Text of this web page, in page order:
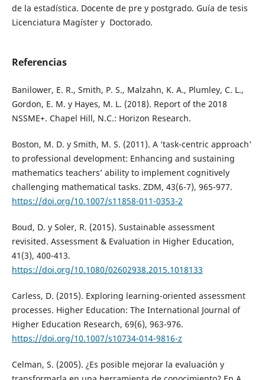
de la estadística. Docente de pre y postgrado. Guía de tesis
Licenciatura Magíster y Doctorado.
Referencias
Banilower, E. R., Smith, P. S., Malzahn, K. A., Plumley, C. L.,
Gordon, E. M. y Hayes, M. L. (2018). Report of the 2018
NSSME+. Chapel Hill, N.C.: Horizon Research.
Boston, M. D. y Smith, M. S. (2011). A ‘task-centric approach’
to professional development: Enhancing and sustaining
mathematics teachers’ ability to implement cognitively
challenging mathematical tasks. ZDM, 43(6-7), 965-977.
https://doi.org/10.1007/s11858-011-0353-2
Boud, D. y Soler, R. (2015). Sustainable assessment
revisited. Assessment & Evaluation in Higher Education,
41(3), 400-413.
https://doi.org/10.1080/02602938.2015.1018133
Carless, D. (2015). Exploring learning-oriented assessment
processes. Higher Education: The International Journal of
Higher Education Research, 69(6), 963-976.
https://doi.org/10.1007/s10734-014-9816-z
Celman, S. (2005). ¿Es posible mejorar la evaluación y